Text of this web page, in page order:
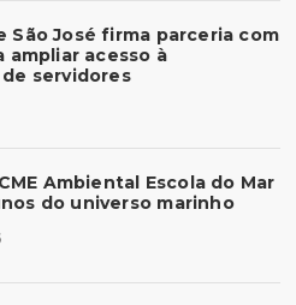
São José firma parceria com
ampliar acesso à
servidores
Ambiental Escola do Mar
do universo marinho